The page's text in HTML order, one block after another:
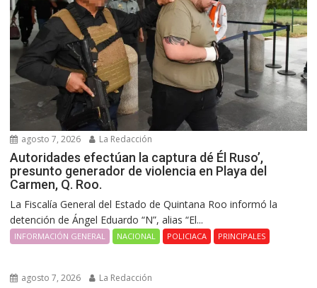
agosto 7, 2026 La Redacción
Autoridades efectúan la captura dé Él Ruso’,
presunto generador de violencia en Playa del
Carmen, Q. Roo.
La Fiscalía General del Estado de Quintana Roo informó la
detención de Ángel Eduardo “N”, alias “El...
INFORMACIÓN GENERAL NACIONAL POLICIACA PRINCIPALES
agosto 7, 2026 La Redacción